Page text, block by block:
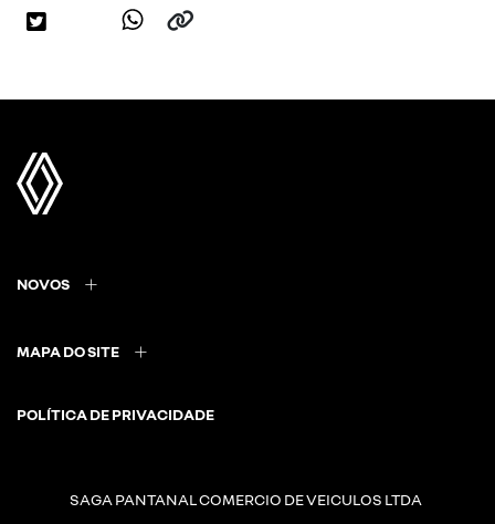
NOVOS
MAPA DO SITE
POLÍTICA DE PRIVACIDADE
SAGA PANTANAL COMERCIO DE VEICULOS LTDA